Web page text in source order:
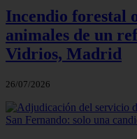
Incendio forestal
animales de un
Vidrios, Madrid
26/07/2026